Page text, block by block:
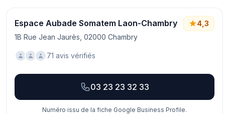
Espace Aubade Somatem Laon-Chambry
1B Rue Jean Jaurès, 02000 Chambry
4,3
71 avis vérifiés
03 23 23 32 33
Numéro issu de la fiche Google Business Profile.